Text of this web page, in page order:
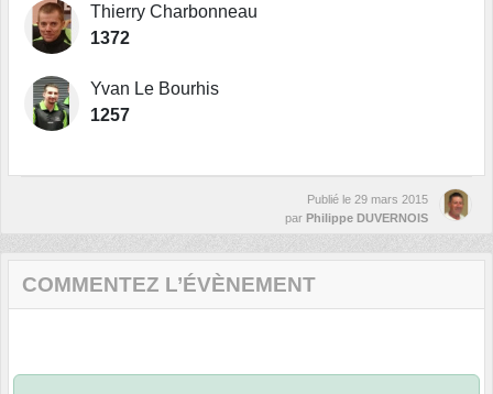
Thierry Charbonneau
1372
Yvan Le Bourhis
1257
Publié le 29 mars 2015
par Philippe DUVERNOIS
COMMENTEZ L’ÉVÈNEMENT